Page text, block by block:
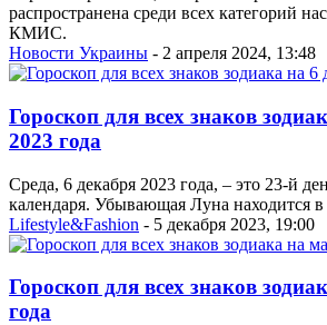
распространена среди всех категорий
КМИС.
Новости Украины - 2 апреля 2024, 13:48
Гороскоп для всех знаков
2023 года
Среда, 6 декабря 2023 года, – это 23-й
календаря. Убывающая Луна находится в
Lifestyle&Fashion - 5 декабря 2023, 19:00
Гороскоп для всех знаков
года